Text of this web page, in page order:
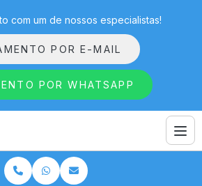
com um de nossos especialistas!
POR E-MAIL
POR WHATSAPP